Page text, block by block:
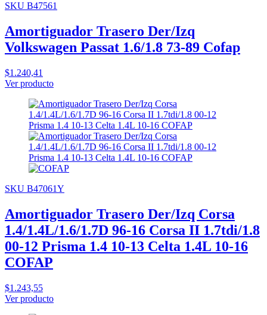
SKU B47561
Amortiguador Trasero Der/Izq
Volkswagen Passat 1.6/1.8 73-89 Cofap
$1.240,41
Ver producto
SKU B47061Y
Amortiguador Trasero Der/Izq Corsa
1.4/1.4L/1.6/1.7D 96-16 Corsa II 1.7tdi/1.8
00-12 Prisma 1.4 10-13 Celta 1.4L 10-16
COFAP
$1.243,55
Ver producto